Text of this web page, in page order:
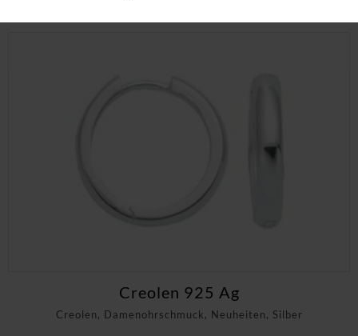
Creolen, Damenohrschmuck, Neuheiten, Silber
Creolen 925 Ag